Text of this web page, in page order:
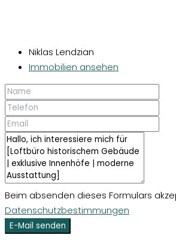
Niklas Lendzian
Immobilien ansehen
Beim absenden dieses Formulars
Datenschutzbestimmungen
E-Mail senden